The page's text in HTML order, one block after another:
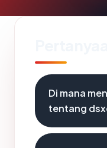
Di mana
tentang